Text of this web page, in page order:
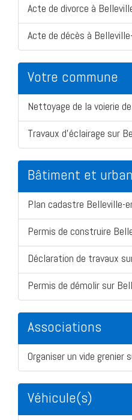
Acte de divorce à
Acte de décès à
Votre commune
Nettoyage de la voierie
Travaux d'éclairage sur
Bâtiment et
Plan cadastre Belleville-
Permis de construire
Déclaration de travaux
Permis de démolir sur
Associations
Organiser un vide grenier
Véhicule(s)